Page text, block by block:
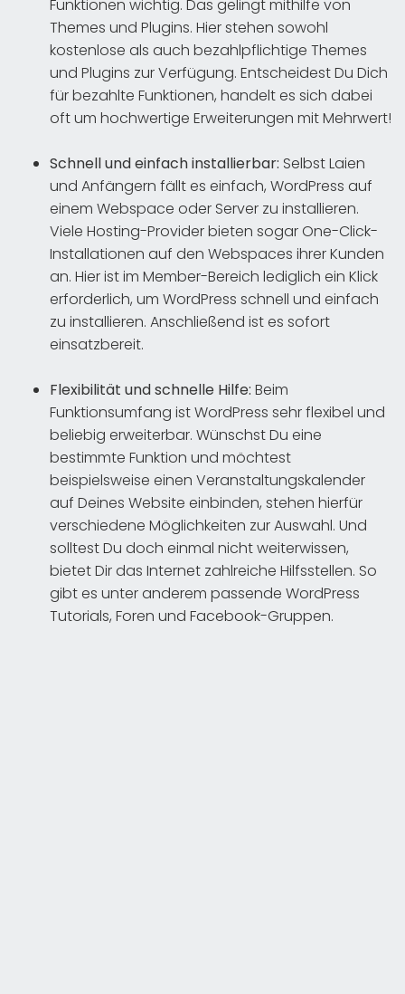
Funktionen wichtig. Das gelingt mithilfe von
Themes und Plugins. Hier stehen sowohl
kostenlose als auch bezahlpflichtige Themes
und Plugins zur Verfügung. Entscheidest Du Dich
für bezahlte Funktionen, handelt es sich dabei
oft um hochwertige Erweiterungen mit Mehrwert!
Schnell und einfach installierbar: Selbst Laien
und Anfängern fällt es einfach, WordPress auf
einem Webspace oder Server zu installieren.
Viele Hosting-Provider bieten sogar One-Click-
Installationen auf den Webspaces ihrer Kunden
an. Hier ist im Member-Bereich lediglich ein Klick
erforderlich, um WordPress schnell und einfach
zu installieren. Anschließend ist es sofort
einsatzbereit.
Flexibilität und schnelle Hilfe: Beim
Funktionsumfang ist WordPress sehr flexibel und
beliebig erweiterbar. Wünschst Du eine
bestimmte Funktion und möchtest
beispielsweise einen Veranstaltungskalender
auf Deines Website einbinden, stehen hierfür
verschiedene Möglichkeiten zur Auswahl. Und
solltest Du doch einmal nicht weiterwissen,
bietet Dir das Internet zahlreiche Hilfsstellen. So
gibt es unter anderem passende WordPress
Tutorials, Foren und Facebook-Gruppen.